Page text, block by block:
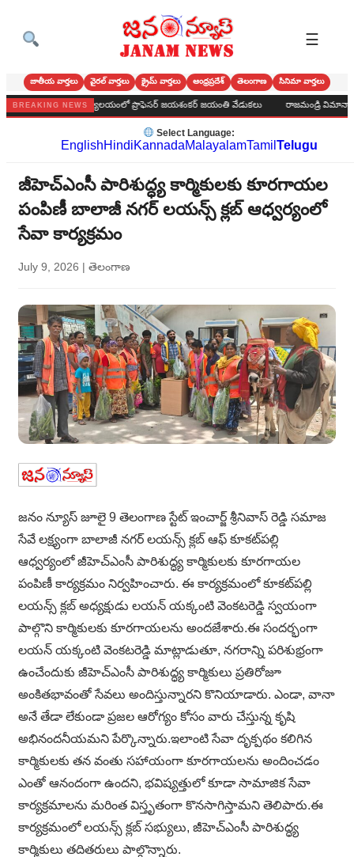
☰
జాతీయ వార్తలు వైరల్ వార్తలు క్రైమ్ వార్తలు ఆంధ్రప్రదేశ్ తెలంగాణ సినిమా వార్తలు
BREAKING NEWS
పురపాలక కార్యాలయంలో ప్రొఫెసర్ జయశంకర్ జయంతి వేడుకలు రాజమండ్రి విమానాశ్రయంలో
Select Language:
EnglishHindiKannadaMalayalamTamil Telugu
జీహెచ్‌ఎంసీ పారిశుద్ధ్య కార్మికులకు కూరగాయల
పంపిణీ బాలాజీ నగర్ లయన్స్ క్లబ్ ఆధ్వర్యంలో
సేవా కార్యక్రమం
July 9, 2026 | తెలంగాణ
జనం న్యూస్ జూలై 9 తెలంగాణ స్టేట్ ఇంచార్జ్ శ్రీనివాస్ రెడ్డి సమాజ
సేవే లక్ష్యంగా బాలాజీ నగర్ లయన్స్ క్లబ్ ఆఫ్ కూకట్‌పల్లి
ఆధ్వర్యంలో జీహెచ్‌ఎంసీ పారిశుద్ధ్య కార్మికులకు కూరగాయల
పంపిణీ కార్యక్రమం నిర్వహించారు. ఈ కార్యక్రమంలో కూకట్‌పల్లి
లయన్స్ క్లబ్ అధ్యక్షుడు లయన్ యక్కంటి వెంకటరెడ్డి స్వయంగా
పాల్గొని కార్మికులకు కూరగాయలను అందజేశారు.ఈ సందర్భంగా
లయన్ యక్కంటి వెంకటరెడ్డి మాట్లాడుతూ, నగరాన్ని పరిశుభ్రంగా
ఉంచేందుకు జీహెచ్‌ఎంసీ పారిశుద్ధ్య కార్మికులు ప్రతిరోజూ
అంకితభావంతో సేవలు అందిస్తున్నారని కొనియాడారు. ఎండా, వానా
అనే తేడా లేకుండా ప్రజల ఆరోగ్యం కోసం వారు చేస్తున్న కృషి
అభినందనీయమని పేర్కొన్నారు.ఇలాంటి సేవా దృక్పథం కలిగిన
కార్మికులకు తన వంతు సహాయంగా కూరగాయలను అందించడం
ఎంతో ఆనందంగా ఉందని, భవిష్యత్తులో కూడా సామాజిక సేవా
కార్యక్రమాలను మరింత విస్తృతంగా కొనసాగిస్తామని తెలిపారు.ఈ
కార్యక్రమంలో లయన్స్ క్లబ్ సభ్యులు, జీహెచ్‌ఎంసీ పారిశుద్ధ్య
కార్మికులు తదితరులు పాల్గొన్నారు.